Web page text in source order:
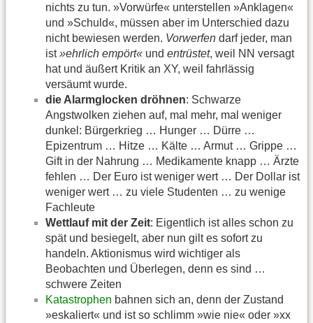
nichts zu tun. »Vorwürfe« unterstellen »Anklagen«
und »Schuld«, müssen aber im Unterschied dazu
nicht bewiesen werden. Vorwerfen darf jeder, man
ist»ehrlich empört« und entrüstet, weil NN versagt
hat und äußert Kritik an XY, weil fahrlässig
versäumt wurde.
die Alarmglocken dröhnen: Schwarze
Angstwolken ziehen auf, mal mehr, mal weniger
dunkel: Bürgerkrieg … Hunger … Dürre …
Epizentrum … Hitze … Kälte … Armut … Grippe …
Gift in der Nahrung … Medikamente knapp … Ärzte
fehlen … Der Euro ist weniger wert … Der Dollar ist
weniger wert … zu viele Studenten … zu wenige
Fachleute
Wettlauf mit der Zeit: Eigentlich ist alles schon zu
spät und besiegelt, aber nun gilt es sofort zu
handeln. Aktionismus wird wichtiger als
Beobachten und Überlegen, denn es sind …
schwere Zeiten
Katastrophen bahnen sich an, denn der Zustand
»eskaliert« und ist so schlimm »wie nie« oder »xx